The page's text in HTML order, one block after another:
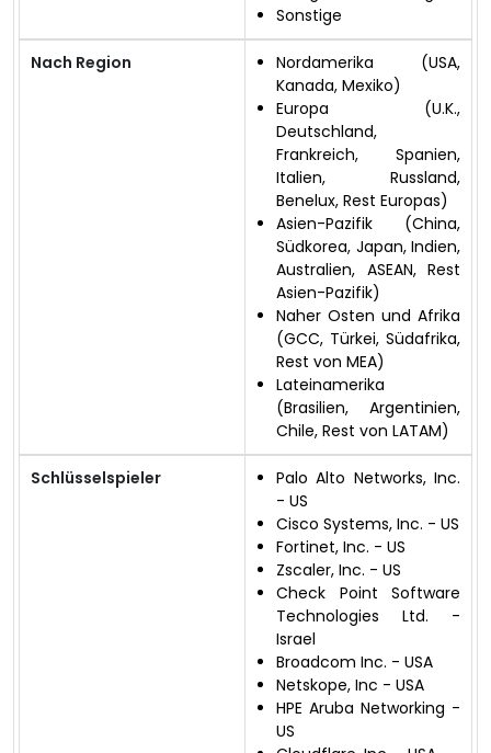
Sonstige
Nach Region
Nordamerika (USA,
Kanada, Mexiko)
Europa (U.K.,
Deutschland,
Frankreich, Spanien,
Italien, Russland,
Benelux, Rest Europas)
Asien-Pazifik (China,
Südkorea, Japan, Indien,
Australien, ASEAN, Rest
Asien-Pazifik)
Naher Osten und Afrika
(GCC, Türkei, Südafrika,
Rest von MEA)
Lateinamerika
(Brasilien, Argentinien,
Chile, Rest von LATAM)
Schlüsselspieler
Palo Alto Networks, Inc.
- US
Cisco Systems, Inc. - US
Fortinet, Inc. - US
Zscaler, Inc. - US
Check Point Software
Technologies Ltd. -
Israel
Broadcom Inc. - USA
Netskope, Inc - USA
HPE Aruba Networking -
US